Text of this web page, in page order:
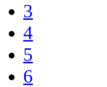
3
4
5
6